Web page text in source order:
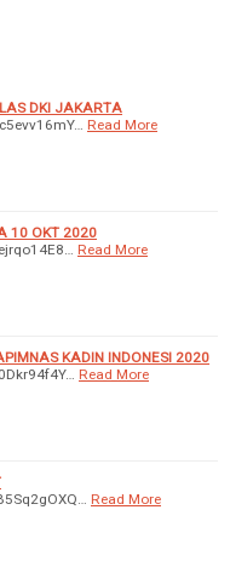
DKI JAKARTA
Read More
10 OKT 2020
Read More
KADIN INDONESI 2020
Read More
Read More